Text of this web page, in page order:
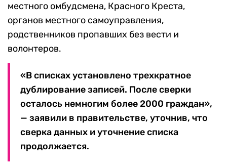
местного омбудсмена, Красного Креста,
органов местного самоуправления,
родственников пропавших без вести и
волонтеров.
«В списках установлено трехкратное
дублирование записей. После сверки
осталось немногим более 2000 граждан»,
— заявили в правительстве, уточнив, что
сверка данных и уточнение списка
продолжается.